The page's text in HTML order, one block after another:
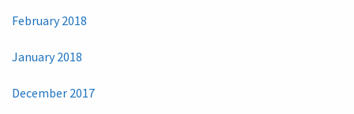
February 2018
January 2018
December 2017